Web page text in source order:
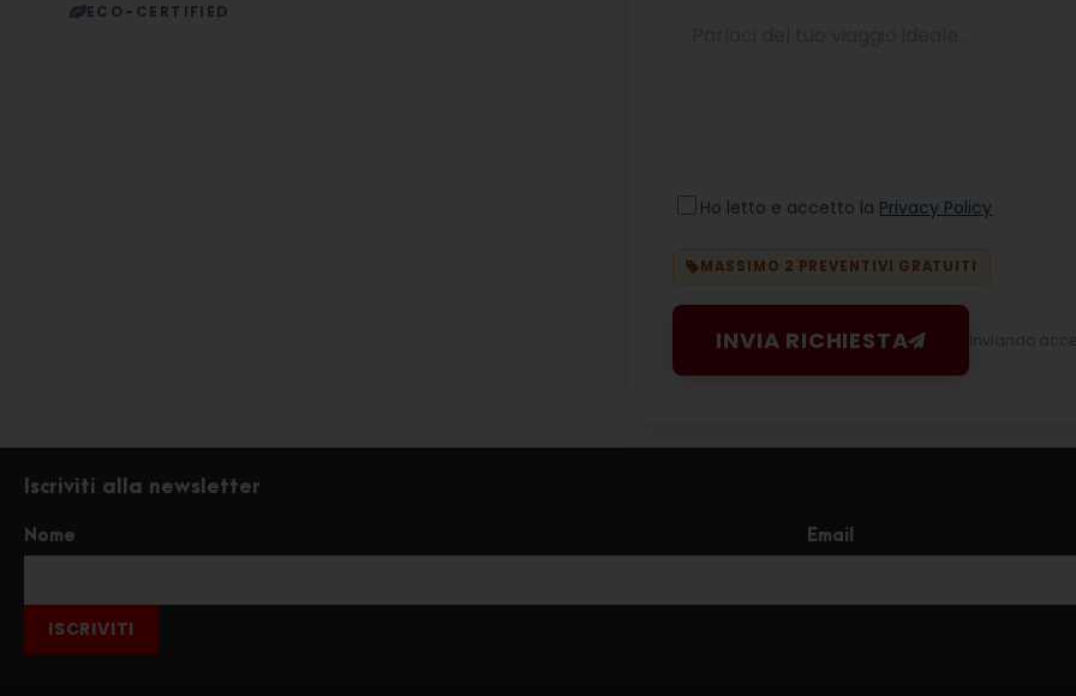
ECO-CERTIFIED
Ho letto e accetto la Privacy Policy
MASSIMO 2 PREVENTIVI GRATUITI
INVIA RICHIESTA
Iscriviti alla newsletter
Nome Email
ISCRIVITI